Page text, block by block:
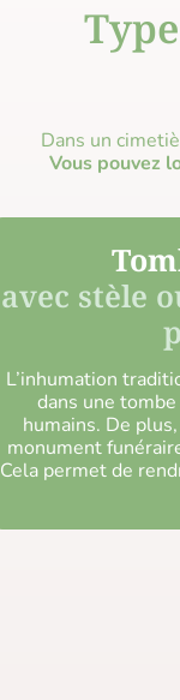
Dans un
Vous pouvez
avec stèle
L’inhumation
dans une
humains. De
monument
Cela permet de